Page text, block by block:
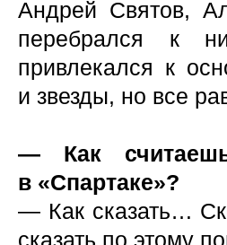
Андрей Святов,
перебрался к
привлекался к
и звезды, но все
— Как
в «Спартаке»?
— Как сказать…